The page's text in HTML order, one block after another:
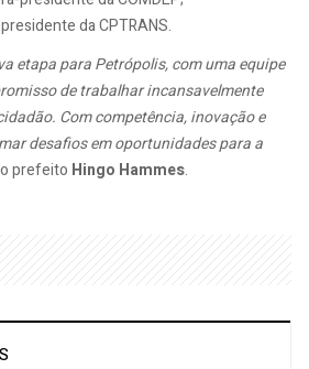
da CPTRANS.
etapa para Petrópolis, com uma equipe
de trabalhar incansavelmente
Com competência, inovação e
desafios em oportunidades para a
prefeito Hingo Hammes.